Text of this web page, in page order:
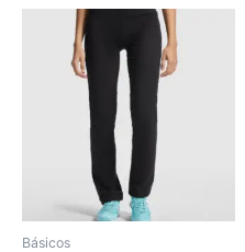
Básicos
Rango
precios:
desde
14.49 €
hasta
16.28 €
Este
producto
tiene